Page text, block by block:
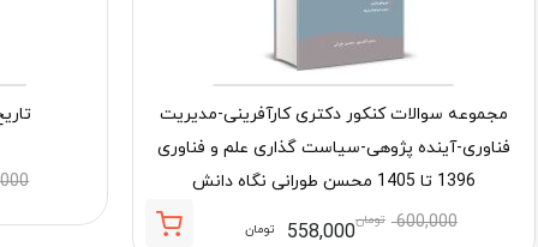
مجموعه سوالات کنکور دکتری کارآفرینی-مدیریت
فناوری-آینده پژوهی-سیاست گذاری علم و فناوری
1396 تا 1405 محسن طورانی نگاه دانش
600,000 تومان558,000 تومان